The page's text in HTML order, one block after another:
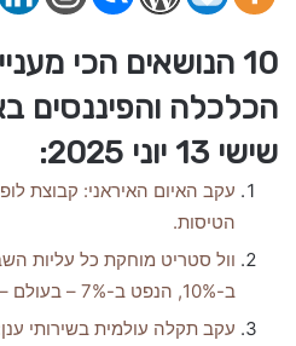
10 הנושאים הכי
הכלכלה והפיננסים
שישי 13 יוני 2025:
עקב האיום האיראני: קבוצת
הטיסות.
וול סטריט מוחקת כל עליות
ב-10%, הנפט ב-7% – בעולם – TheMarker.
עקב תקלה עולמית בשירותי